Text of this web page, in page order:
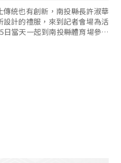
統也有創新，南投縣長許淑華
計的禮服，來到記者會場為活
當天一起到南投縣體育場參加
嘉年華》活動。